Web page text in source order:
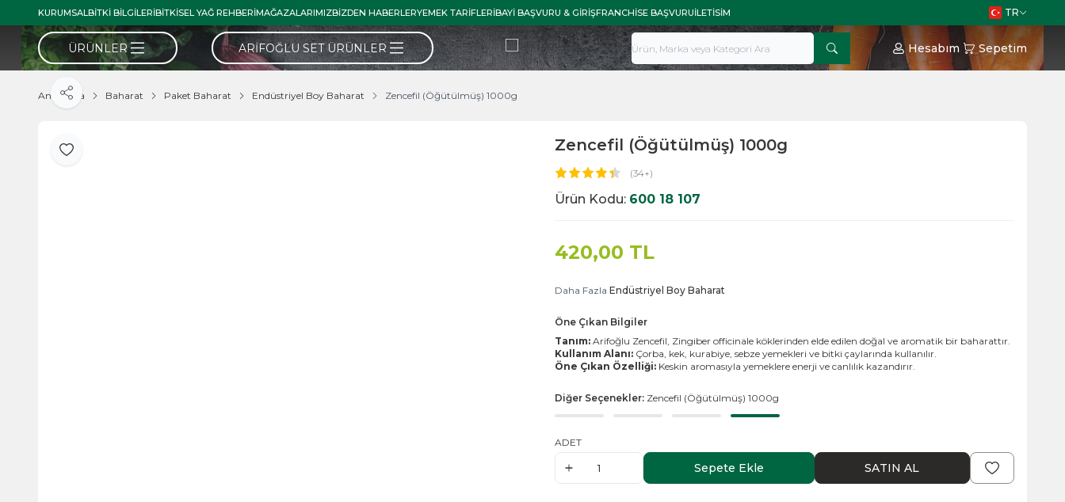
KURUMSALBITKI BILGILERIBITKISEL YAĞ REHBERIMAĞAZALARIMIZBIZDEN HABERLERYEMEK TARIFLERIBAYI BAŞVURU & GIRIŞFRANCHISE BAŞVURUİLETISIM TR
ÜRÜNLER ARIFOĞLU SET ÜRÜNLER Hesabım Sepetim
Ana Sayfa Baharat Paket Baharat Endüstriyel Boy Baharat Zencefil (Öğütülmüş) 1000g
Favoriye Ekle
Paylaş
Zencefil (Öğütülmüş) 1000g
(34+)
Ürün Kodu: 600 18 107
420,00 TL
Daha Fazla Endüstriyel Boy Baharat
Öne Çıkan Bilgiler
Tanım: Arifoğlu Zencefil, Zingiber officinale köklerinden elde edilen doğal ve aromatik bir baharattır.
Kullanım Alanı: Çorba, kek, kurabiye, sebze yemekleri ve bitki çaylarında kullanılır.
Öne Çıkan Özelliği: Keskin aromasıyla yemeklere enerji ve canlılık kazandırır.
Diğer Seçenekler: Zencefil (Öğütülmüş) 1000g
ADET
Sepete Ekle SATIN AL